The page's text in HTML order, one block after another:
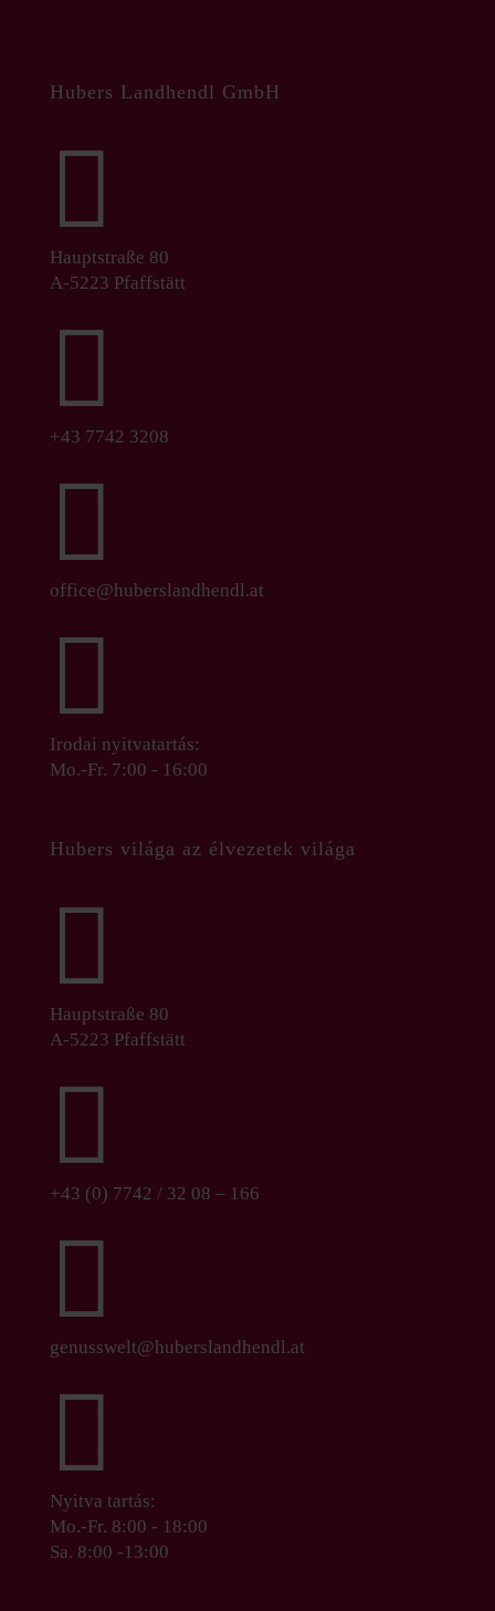
Hubers Landhendl GmbH

Hauptstraße 80
A-5223 Pfaffstätt

+43 7742 3208

office@huberslandhendl.at

Irodai nyitvatartás:
Mo.-Fr. 7:00 - 16:00
Hubers világa az élvezetek világa

Hauptstraße 80
A-5223 Pfaffstätt

+43 (0) 7742 / 32 08 – 166

genusswelt@huberslandhendl.at

Nyitva tartás:
Mo.-Fr. 8:00 - 18:00
Sa. 8:00 -13:00